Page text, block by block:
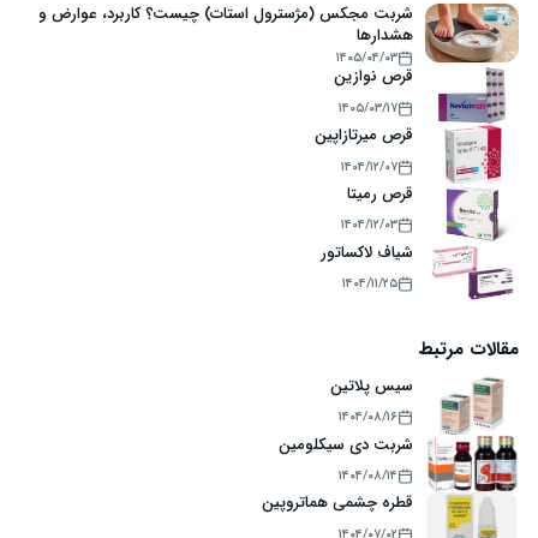
شربت مجکس (مژسترول استات) چیست؟ کاربرد، عوارض و
هشدارها
۱۴۰۵/۰۴/۰۳
قرص نوازین
۱۴۰۵/۰۳/۱۷
قرص میرتازاپین
۱۴۰۴/۱۲/۰۷
قرص رمیتا
۱۴۰۴/۱۲/۰۳
شیاف لاکساتور
۱۴۰۴/۱۱/۲۵
مقالات مرتبط
سیس پلاتین
۱۴۰۴/۰۸/۱۶
شربت دی سیکلومین
۱۴۰۴/۰۸/۱۴
قطره چشمی هماتروپین